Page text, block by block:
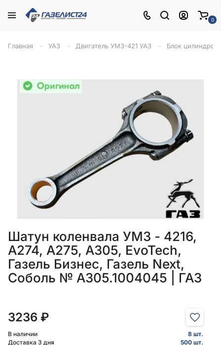
0
Главная УАЗ Двигатель УМЗ-421 УАЗ Блок
Шатун коленвала УМЗ - 4216,
A274, A275, А305, EvoTech,
Газель Бизнес, Газель Next,
Соболь № А305.1004045 | ГАЗ
3236 ₽
В наличии
8 шт.
Доставка 3 дня
500 шт.